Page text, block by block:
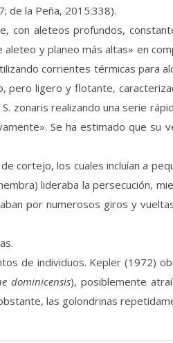
de la Peña, 2015:338).
aleteos profundos,
y planeo más altas» en
corrientes térmicas para
pero ligero y flotante,
zonaris realizando una serie
Se ha estimado que su
cortejo, los cuales incluían a
lideraba la persecución,
por numerosos giros y
de individuos. Kepler (1972)
dominicensis), posiblemente
las golondrinas